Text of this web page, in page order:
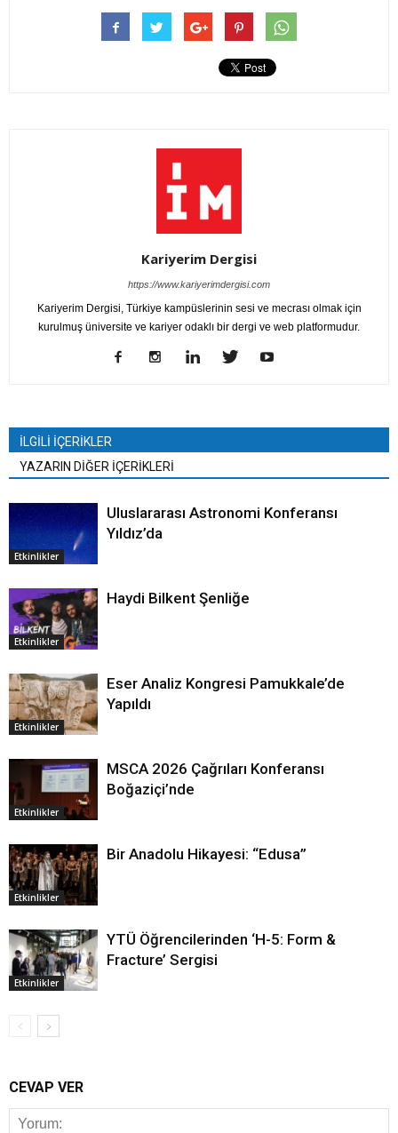
Kariyerim Dergisi
https://www.kariyerimdergisi.com
Kariyerim Dergisi, Türkiye kampüslerinin sesi ve mecrası olmak için
kurulmuş üniversite ve kariyer odaklı bir dergi ve web platformudur.
İLGİLİ İÇERİKLER
YAZARIN DİĞER İÇERİKLERİ
Etkinlikler
Uluslararası Astronomi Konferansı
Yıldız’da
Etkinlikler
Haydi Bilkent Şenliğe
Etkinlikler
Eser Analiz Kongresi Pamukkale’de
Yapıldı
Etkinlikler
MSCA 2026 Çağrıları Konferansı
Boğaziçi’nde
Etkinlikler
Bir Anadolu Hikayesi: “Edusa”
Etkinlikler
YTÜ Öğrencilerinden ‘H-5: Form &
Fracture’ Sergisi
CEVAP VER